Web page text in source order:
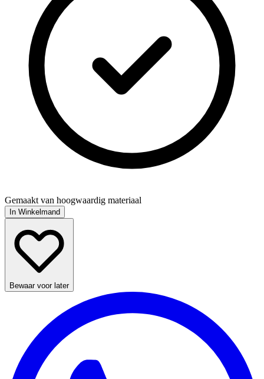
Gemaakt van hoogwaardig materiaal
In Winkelmand
Bewaar voor later